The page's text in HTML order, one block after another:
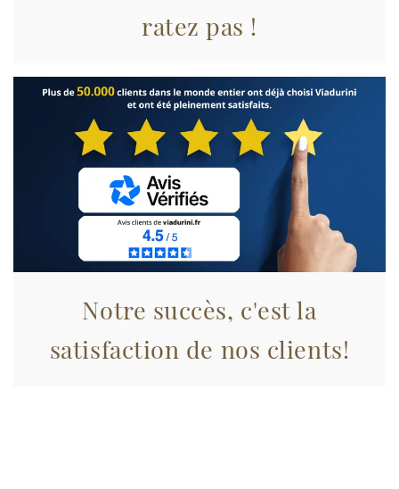
analizzare il nostro traffico. Condividiamo inoltre
informazioni sul modo in cui utilizza il nostro sito con i
pubblicità e social media, i quali potrebbero combinarle
con altre informazioni che ha fornito loro o che hanno
raccolto dal suo utilizzo dei loro servizi.
ratez pas !
Notre succès, c'est la
satisfaction de nos clients!